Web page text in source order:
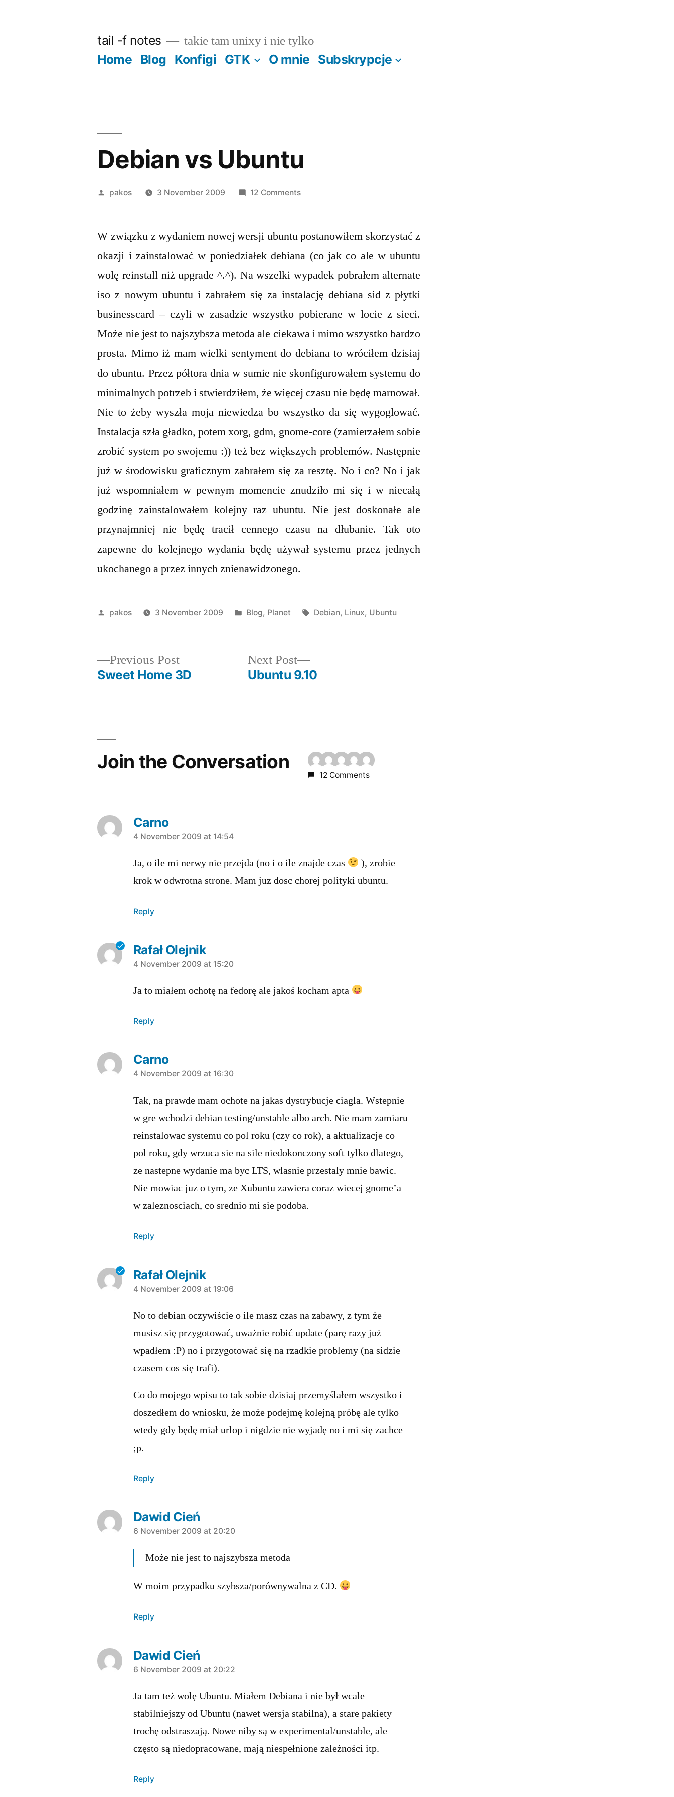
tail -f notes takie tam unixy i nie tylko
Home Blog Konfigi GTK O mnie Subskrypcje
Debian vs Ubuntu
Posted
pakos 3 November 2009 12 Commentson
Ubuntu
W związku z wydaniem nowej wersji ubuntu postanowiłem skorzystać z
okazji i zainstalować w poniedziałek debiana (co jak co ale w ubuntu
wolę reinstall niż upgrade ^.^). Na wszelki wypadek pobrałem alternate
iso z nowym ubuntu i zabrałem się za instalację debiana sid z płytki
businesscard – czyli w zasadzie wszystko pobierane w locie z sieci.
Może nie jest to najszybsza metoda ale ciekawa i mimo wszystko bardzo
prosta. Mimo iż mam wielki sentyment do debiana to wróciłem dzisiaj
do ubuntu. Przez półtora dnia w sumie nie skonfigurowałem systemu do
minimalnych potrzeb i stwierdziłem, że więcej czasu nie będę marnował.
Nie to żeby wyszła moja niewiedza bo wszystko da się wygoglować.
Instalacja szła gładko, potem xorg, gdm, gnome-core (zamierzałem sobie
zrobić system po swojemu :)) też bez większych problemów. Następnie
już w środowisku graficznym zabrałem się za resztę. No i co? No i jak
już wspomniałem w pewnym momencie znudziło mi się i w niecałą
godzinę zainstalowałem kolejny raz ubuntu. Nie jest doskonałe ale
przynajmniej nie będę tracił cennego czasu na dłubanie. Tak oto
zapewne do kolejnego wydania będę używał systemu przez jednych
ukochanego a przez innych znienawidzonego.
Posted
pakos 3 November 2009
Posted
Blog, Planet Tags:
Debian, Linux, Ubuntu
Previous PostPrevious
post:
Sweet Home 3D
Next Post
Next
post:
Ubuntu 9.10
Join the Conversation
12 Comments
Carno
says:
4 November 2009 at 14:54
Ja, o ile mi nerwy nie przejda (no i o ile znajde czas
), zrobie
krok w odwrotna strone. Mam juz dosc chorej polityki ubuntu.
Reply
Rafał Olejnik
says:
4 November 2009 at 15:20
Ja to miałem ochotę na fedorę ale jakoś kocham apta
Reply
Carno
says:
4 November 2009 at 16:30
Tak, na prawde mam ochote na jakas dystrybucje ciagla. Wstepnie
w gre wchodzi debian testing/unstable albo arch. Nie mam zamiaru
reinstalowac systemu co pol roku (czy co rok), a aktualizacje co
pol roku, gdy wrzuca sie na sile niedokonczony soft tylko dlatego,
ze nastepne wydanie ma byc LTS, wlasnie przestaly mnie bawic.
Nie mowiac juz o tym, ze Xubuntu zawiera coraz wiecej gnome’a
w zaleznosciach, co srednio mi sie podoba.
Reply
Rafał Olejnik
says:
4 November 2009 at 19:06
No to debian oczywiście o ile masz czas na zabawy, z tym że
musisz się przygotować, uważnie robić update (parę razy już
wpadłem :P) no i przygotować się na rzadkie problemy (na sidzie
czasem cos się trafi).
Co do mojego wpisu to tak sobie dzisiaj przemyślałem wszystko i
doszedłem do wniosku, że może podejmę kolejną próbę ale tylko
wtedy gdy będę miał urlop i nigdzie nie wyjadę no i mi się zachce
;p.
Reply
Dawid Cień
says:
6 November 2009 at 20:20
Może nie jest to najszybsza metoda
W moim przypadku szybsza/porównywalna z CD.
Reply
Dawid Cień
says:
6 November 2009 at 20:22
Ja tam też wolę Ubuntu. Miałem Debiana i nie był wcale
stabilniejszy od Ubuntu (nawet wersja stabilna), a stare pakiety
trochę odstraszają. Nowe niby są w experimental/unstable, ale
często są niedopracowane, mają niespełnione zależności itp.
Reply